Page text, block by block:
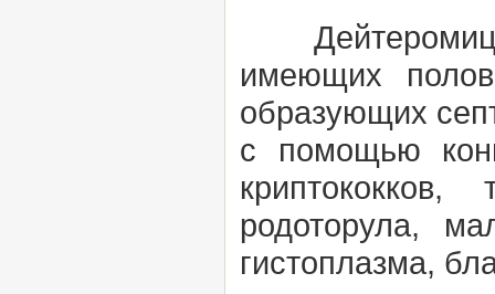
имеющих
образующих
с помощью
родоторула,
гистоплазма,